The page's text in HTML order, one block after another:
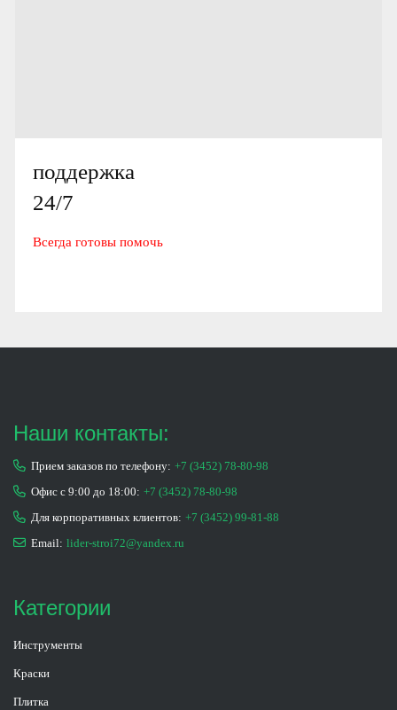
поддержка
24/7
Всегда готовы помочь
Наши контакты:
Прием заказов по телефону: +7 (3452) 78-80-98
Офис с 9:00 до 18:00: +7 (3452) 78-80-98
Для корпоративных клиентов: +7 (3452) 99-81-88
Email: lider-stroi72@yandex.ru
Категории
Инструменты
Краски
Плитка